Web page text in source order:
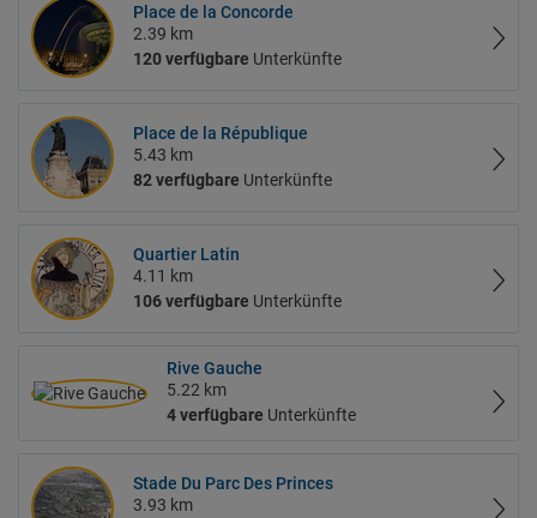
Place de la Concorde
2.39 km
120 verfügbare Unterkünfte
Place de la République
5.43 km
82 verfügbare Unterkünfte
Quartier Latin
4.11 km
106 verfügbare Unterkünfte
Rive Gauche
5.22 km
4 verfügbare Unterkünfte
Stade Du Parc Des Princes
3.93 km